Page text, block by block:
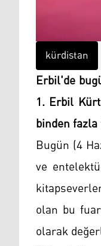
kürdistan
Erbil'de
1. Erbil
binden
Bugün (4
ve
olan bu
olarak